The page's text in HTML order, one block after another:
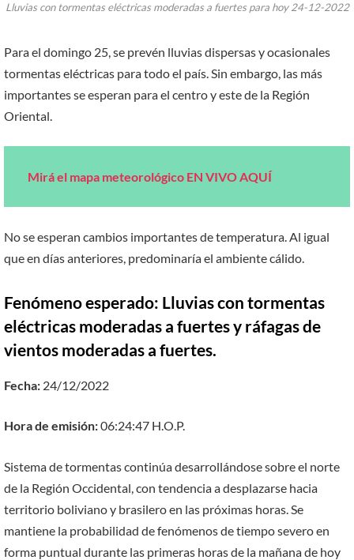
Lluvias con tormentas eléctricas moderadas a fuertes para hoy 24-12-2022
Para el domingo 25, se prevén lluvias dispersas y ocasionales
tormentas eléctricas para todo el país. Sin embargo, las más
importantes se esperan para el centro y este de la Región
Oriental.
Mirá el mapa meteorológico EN VIVO AQUÍ
No se esperan cambios importantes de temperatura. Al igual
que en días anteriores, predominaría el ambiente cálido.
Fenómeno esperado: Lluvias con tormentas
eléctricas moderadas a fuertes y ráfagas de
vientos moderadas a fuertes.
Fecha: 24/12/2022
Hora de emisión:06:24:47 H.O.P.
Sistema de tormentas continúa desarrollándose sobre el norte
de la Región Occidental, con tendencia a desplazarse hacia
territorio boliviano y brasilero en las próximas horas. Se
mantiene la probabilidad de fenómenos de tiempo severo en
forma puntual durante las primeras horas de la mañana de hoy